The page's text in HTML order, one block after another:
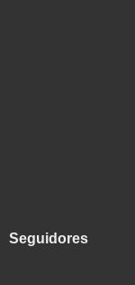
Seguidores